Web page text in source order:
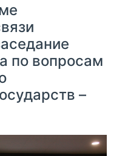
по вопросам
–